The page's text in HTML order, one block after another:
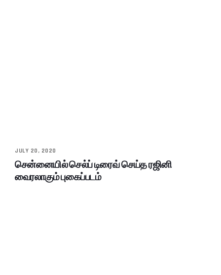
JULY 20, 2020
சென்னையில் செல்ப் டிரைவ் செய்த ரஜினி
வைரலாகும் புகைப்படம்